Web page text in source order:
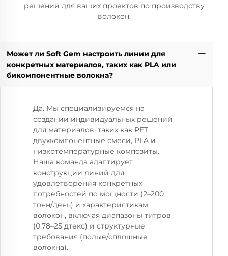
решений для ваших проектов по производству
волокон.
Может ли Soft Gem настроить линии для
конкретных материалов, таких как PLA или
бикомпонентные волокна?
Да. Мы специализируемся на
создании индивидуальных решений
для материалов, таких как PET,
двухкомпонентные смеси, PLA и
низкотемпературные композиты.
Наша команда адаптирует
конструкции линий для
удовлетворения конкретных
потребностей по мощности (2–200
тонн/день) и характеристикам
волокон, включая диапазоны титров
(0,78–25 дтекс) и структурные
требования (полые/сплошные
волокна).